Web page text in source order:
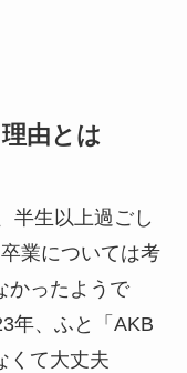
由とは
半生以上過ごし
業については考
かったようで
年、ふと「 AKB
くて大丈夫